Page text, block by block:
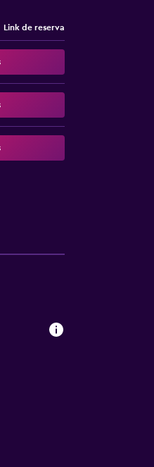
Link de reserva